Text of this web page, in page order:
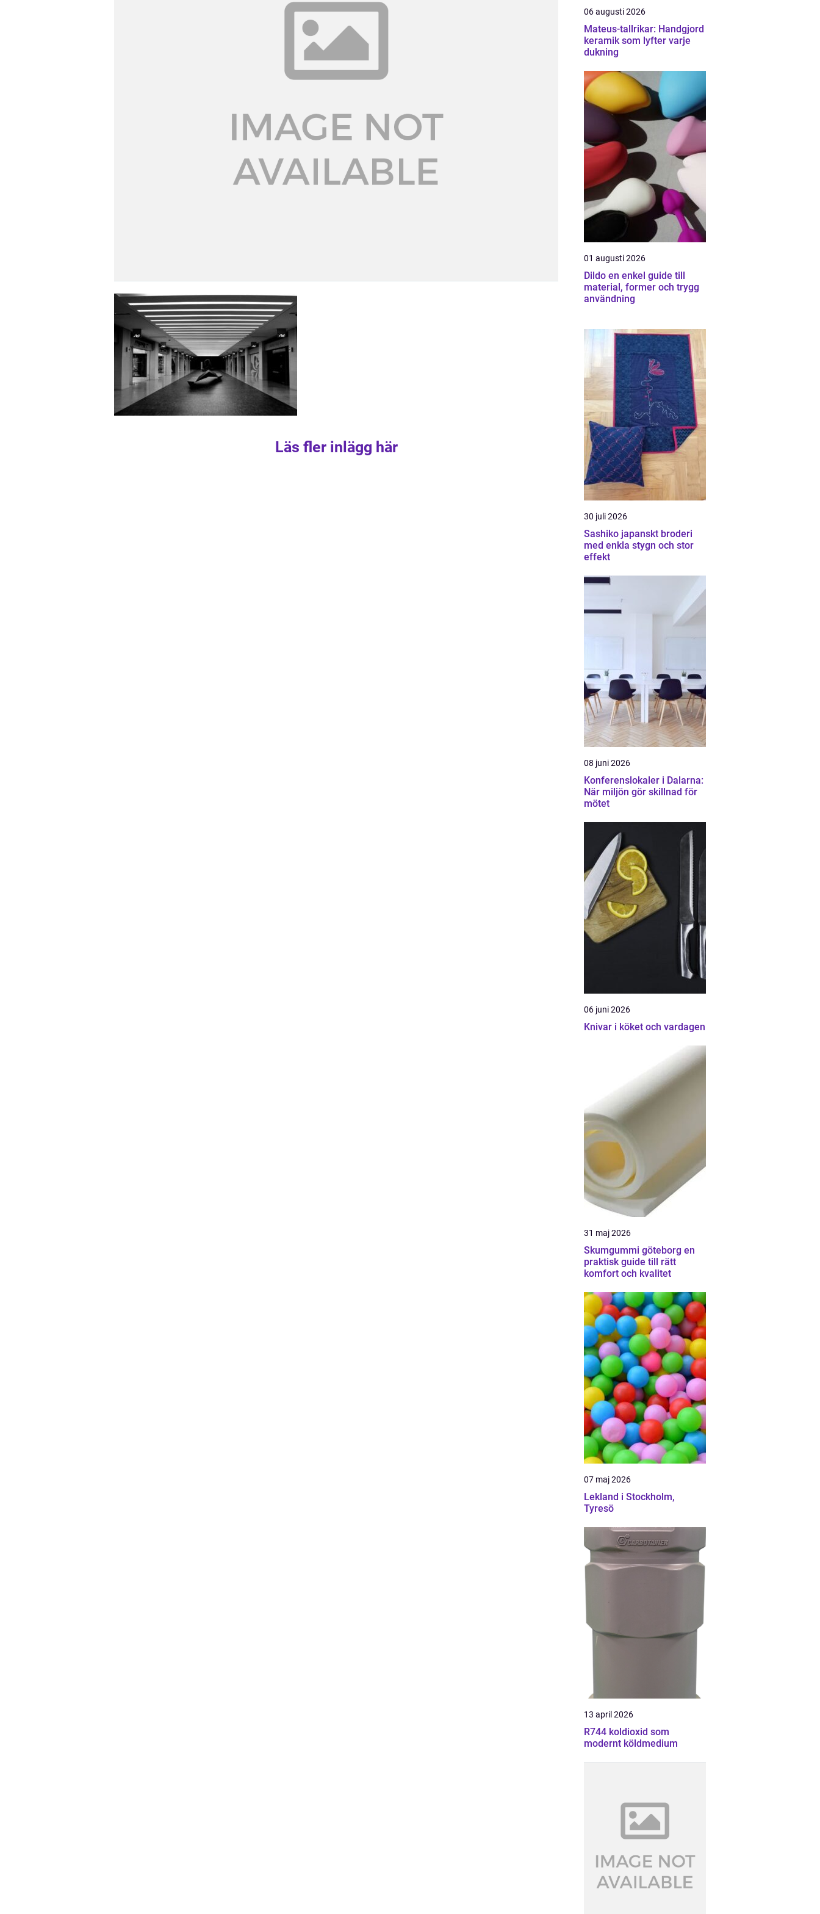
Läs fler inlägg här
06 augusti 2026
Mateus-tallrikar: Handgjord
keramik som lyfter varje
dukning
01 augusti 2026
Dildo en enkel guide till
material, former och trygg
användning
30 juli 2026
Sashiko japanskt broderi
med enkla stygn och stor
effekt
08 juni 2026
Konferenslokaler i Dalarna:
När miljön gör skillnad för
mötet
06 juni 2026
Knivar i köket och vardagen
31 maj 2026
Skumgummi göteborg en
praktisk guide till rätt
komfort och kvalitet
07 maj 2026
Lekland i Stockholm,
Tyresö
13 april 2026
R744 koldioxid som
modernt köldmedium